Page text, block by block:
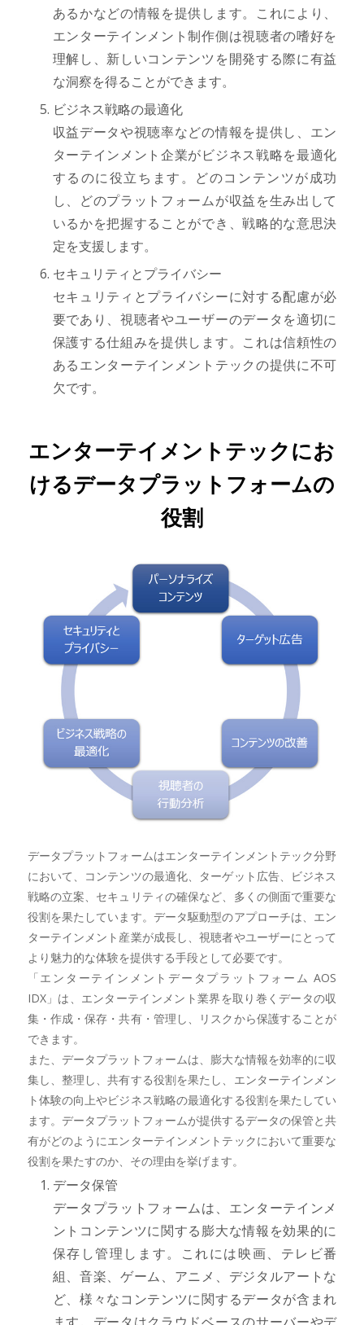
あるかなどの情報を提供します。これにより、
エンターテインメント制作側は視聴者の嗜好を
理解し、新しいコンテンツを開発する際に有益
な洞察を得ることができます。
ビジネス戦略の最適化
収益データや視聴率などの情報を提供し、エン
ターテインメント企業がビジネス戦略を最適化
するのに役立ちます。どのコンテンツが成功
し、どのプラットフォームが収益を生み出して
いるかを把握することができ、戦略的な意思決
定を支援します。
セキュリティとプライバシー
セキュリティとプライバシーに対する配慮が必
要であり、視聴者やユーザーのデータを適切に
保護する仕組みを提供します。これは信頼性の
あるエンターテインメントテックの提供に不可
欠です。
エンターテイメントテックにお
けるデータプラットフォームの
役割
データプラットフォームはエンターテインメントテック分野
において、コンテンツの最適化、ターゲット広告、ビジネス
戦略の立案、セキュリティの確保など、多くの側面で重要な
役割を果たしています。データ駆動型のアプローチは、エン
ターテインメント産業が成長し、視聴者やユーザーにとって
より魅力的な体験を提供する手段として必要です。
「エンターテインメントデータプラットフォーム AOS
IDX」は、エンターテインメント業界を取り巻くデータの収
集・作成・保存・共有・管理し、リスクから保護することが
できます。
また、データプラットフォームは、膨大な情報を効率的に収
集し、整理し、共有する役割を果たし、エンターテインメン
ト体験の向上やビジネス戦略の最適化する役割を果たしてい
ます。データプラットフォームが提供するデータの保管と共
有がどのようにエンターテインメントテックにおいて重要な
役割を果たすのか、その理由を挙げます。
データ保管
データプラットフォームは、エンターテインメ
ントコンテンツに関する膨大な情報を効果的に
保存し管理します。これには映画、テレビ番
組、音楽、ゲーム、アニメ、デジタルアートな
ど、様々なコンテンツに関するデータが含まれ